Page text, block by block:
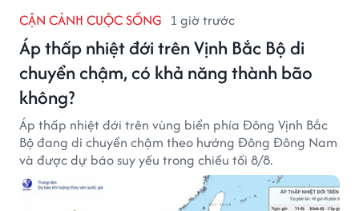
CẬN CẢNH CUỘC SỐNG 1 giờ trước
Áp thấp nhiệt đới trên Vịnh Bắc Bộ di
chuyển chậm, có khả năng thành bão
không?
Áp thấp nhiệt đới trên vùng biển phía Đông Vịnh Bắc
Bộ đang di chuyển chậm theo hướng Đông Đông Nam
và được dự báo suy yếu trong chiều tối 8/8.